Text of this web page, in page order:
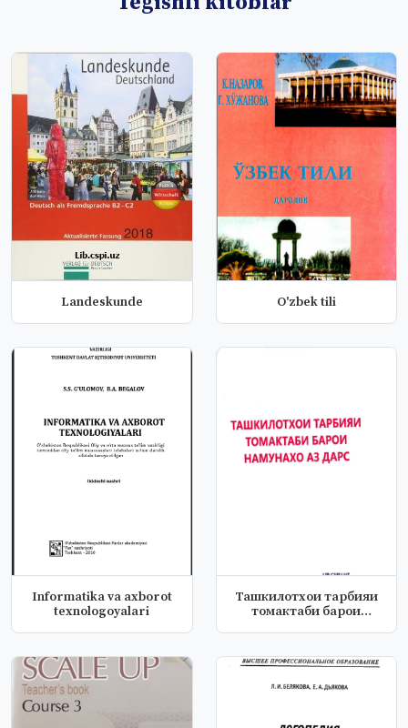
Landeskunde O'zbek tili
Informatika va axborot
texnologoyalari
Ташкилотхои тарбияи
томактаби барои